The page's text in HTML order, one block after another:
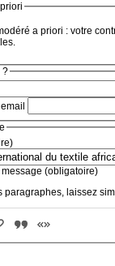
a priori : votre
?
message (obligatoire)
paragraphes, laissez